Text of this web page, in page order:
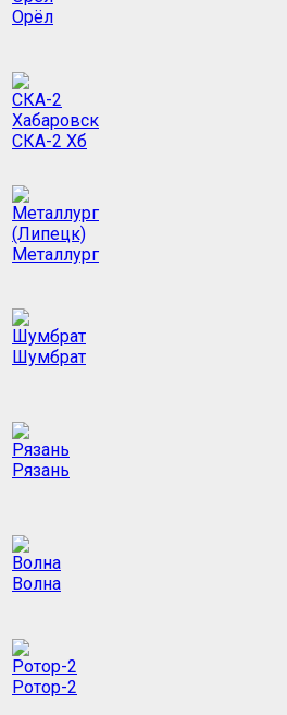
Орёл
СКА-2 Хб
Металлург
Шумбрат
Рязань
Волна
Ротор-2